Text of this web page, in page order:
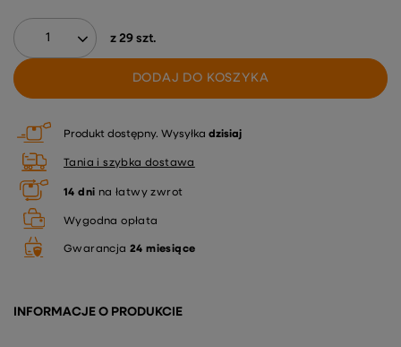
z 29 szt.
DODAJ DO KOSZYKA
Produkt dostępny Wysyłka dzisiaj
Tania i szybka dostawa
14 dni na łatwy zwrot
Wygodna opłata
Gwarancja 24 miesiące
INFORMACJE O PRODUKCIE